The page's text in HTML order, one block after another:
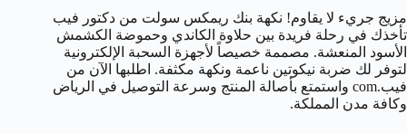
مزيج جريء لا يقاوم! نكهة بنك ريمكس سولت من دكتور فيب
تأخذك في رحلة فريدة بين حلاوة الكاندي وحموضة الكشمش
الأسود المنعشة. مصممة خصيصاً لأجهزة السحبة الإلكترونية
لتوفر لك ضربة نيكوتين ناعمة ونكهة مكثفة. اطلبها الآن من
فيب.com واستمتع بأصالة المنتج وسرعة التوصيل في الرياض
وكافة مدن المملكة.